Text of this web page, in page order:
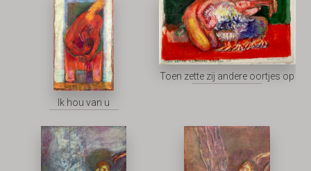
Ik hou van u
Toen zette zij andere oortjes op